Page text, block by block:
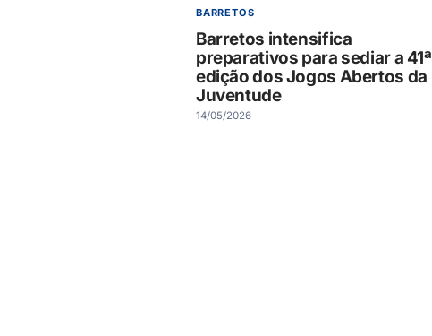
BARRETOS
Barretos intensifica
preparativos para sediar a 41ª
edição dos Jogos Abertos da
Juventude
14/05/2026